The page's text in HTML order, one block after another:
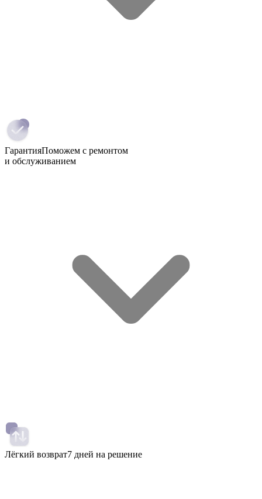
ГарантияПоможем с ремонтом
и обслуживанием
Лёгкий возврат7 дней на решение